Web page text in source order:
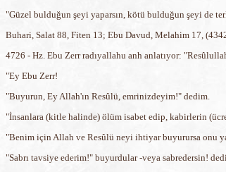
"Güzel bulduğun şeyi yaparsın, kötü bulduğun şeyi de
Buhari, Salat 88, Fiten 13; Ebu Davud, Melahim 17,
4726 - Hz. Ebu Zerr radıyallahu anh anlatıyor:
"Ey Ebu Zerr!
"Buyurun, Ey Allah'ın Resûlü, emrinizdeyim!" dedim.
"İnsanlara (kitle halinde) ölüm isabet edip, kabirlerin
"Benim için Allah ve Resûlü neyi ihtiyar buyurursa onu
"Sabrı tavsiye ederim!" buyurdular -veya sabredersin!